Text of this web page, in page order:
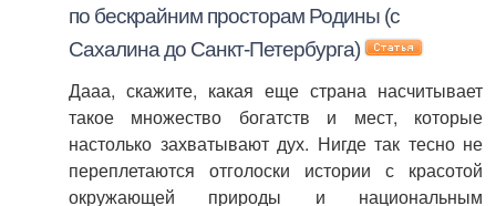
по бескрайним просторам Родины (с
Сахалина до Санкт-Петербурга)
Дааа, скажите, какая еще страна насчитывает
такое множество богатств и мест, которые
настолько захватывают дух. Нигде так тесно не
переплетаются отголоски истории с красотой
окружающей природы и национальным